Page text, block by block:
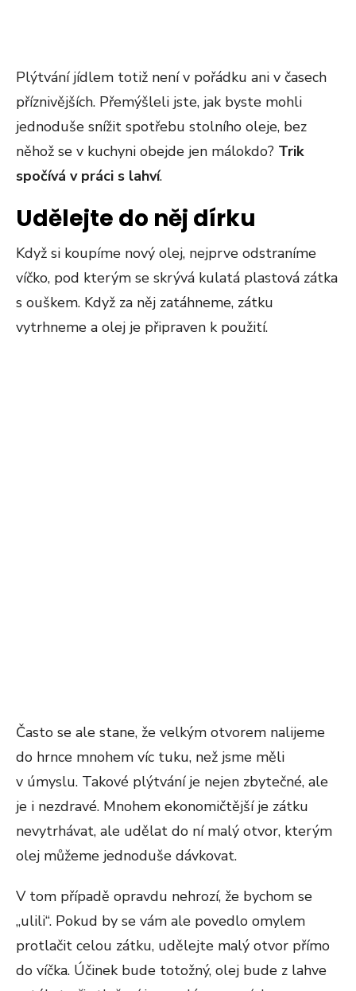
Plýtvání jídlem totiž není v pořádku ani v časech
příznivějších. Přemýšleli jste, jak byste mohli
jednoduše snížit spotřebu stolního oleje, bez
něhož se v kuchyni obejde jen málokdo? Trik
spočívá v práci s lahví.
Udělejte do něj dírku
Když si koupíme nový olej, nejprve odstraníme
víčko, pod kterým se skrývá kulatá plastová zátka
s ouškem. Když za něj zatáhneme, zátku
vytrhneme a olej je připraven k použití.
Často se ale stane, že velkým otvorem nalijeme
do hrnce mnohem víc tuku, než jsme měli
v úmyslu. Takové plýtvání je nejen zbytečné, ale
je i nezdravé. Mnohem ekonomičtější je zátku
nevytrhávat, ale udělat do ní malý otvor, kterým
olej můžeme jednoduše dávkovat.
V tom případě opravdu nehrozí, že bychom se
„ulili“. Pokud by se vám ale povedlo omylem
protlačit celou zátku, udělejte malý otvor přímo
do víčka. Účinek bude totožný, olej bude z lahve